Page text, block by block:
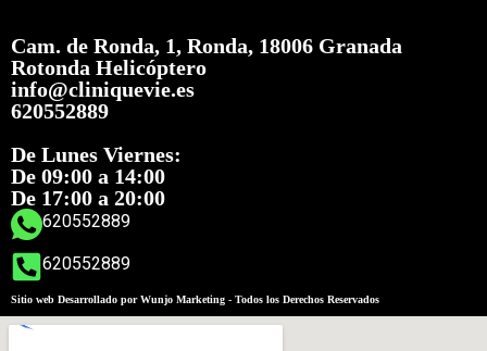
Cam. de Ronda, 1, Ronda, 18006 Granada
Rotonda Helicóptero
info@cliniquevie.es
620552889
De Lunes Viernes:
De 09:00 a 14:00
De 17:00 a 20:00
620552889
620552889
Sitio web Desarrollado por Wunjo Marketing - Todos los Derechos Reservados